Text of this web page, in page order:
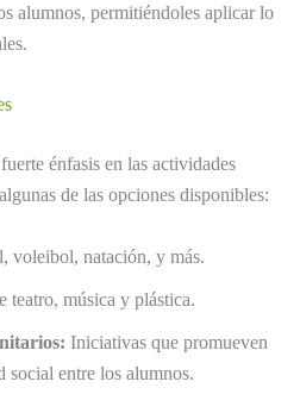
alumnos, permitiéndoles aplicar lo
énfasis en las actividades
de las opciones disponibles:
voleibol, natación, y más.
teatro, música y plástica.
Iniciativas que promueven
social entre los alumnos.